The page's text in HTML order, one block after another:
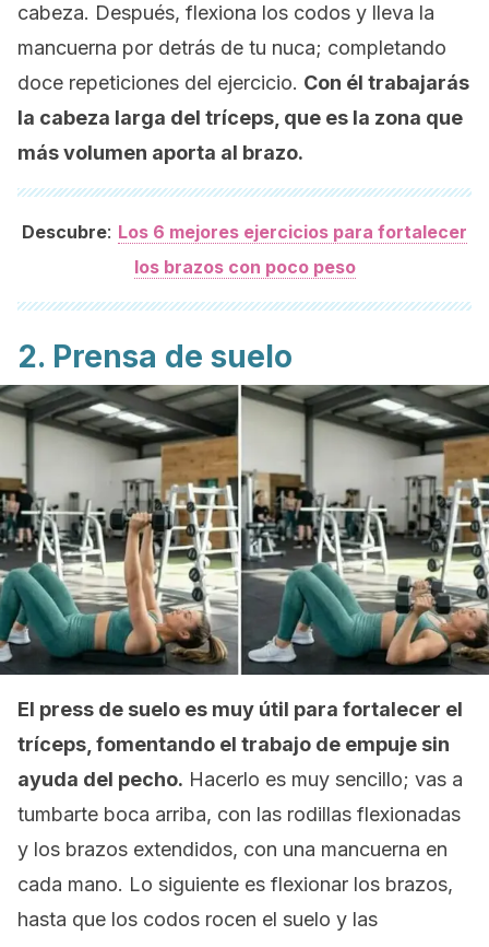
cabeza. Después, flexiona los codos y lleva la
mancuerna por detrás de tu nuca; completando
doce repeticiones del ejercicio. Con él trabajarás
la cabeza larga del tríceps, que es la zona que
más volumen aporta al brazo.
Descubre: Los 6 mejores ejercicios para fortalecer
los brazos con poco peso
2. Prensa de suelo
El press de suelo es muy útil para fortalecer el
tríceps, fomentando el trabajo de empuje sin
ayuda del pecho. Hacerlo es muy sencillo; vas a
tumbarte boca arriba, con las rodillas flexionadas
y los brazos extendidos, con una mancuerna en
cada mano. Lo siguiente es flexionar los brazos,
hasta que los codos rocen el suelo y las